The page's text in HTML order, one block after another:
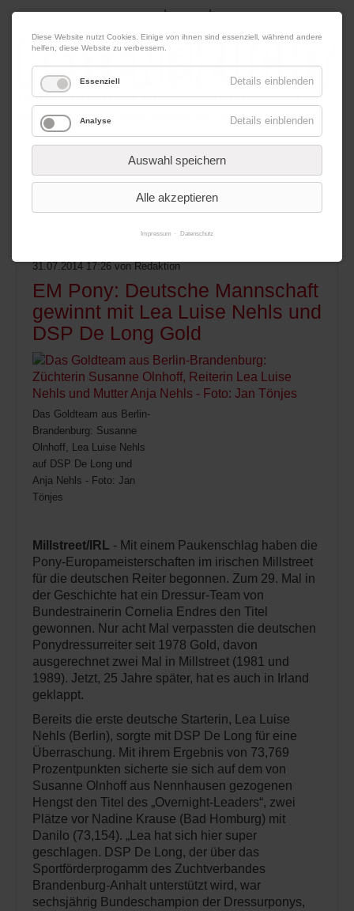
07. August 2026 Impressum|Kontakt|Datenschutz
Werbung
31.07.2014 17:26 von Redaktion
EM Pony: Deutsche Mannschaft
gewinnt mit Lea Luise Nehls und
DSP De Long Gold
Das Goldteam aus Berlin-
Brandenburg: Susanne
Olnhoff, Lea Luise Nehls
auf DSP De Long und
Anja Nehls - Foto: Jan
Tönjes
Millstreet/IRL - Mit einem Paukenschlag haben die
Pony-Europameisterschaften im irischen Millstreet
für die deutschen Reiter begonnen. Zum 29. Mal in
der Geschichte hat ein Dressur-Team von
Bundestrainerin Cornelia Endres den Titel
gewonnen. Nur acht Mal verpassten die deutschen
Ponydressurreiter seit 1978 Gold, davon
ausgerechnet zwei Mal in Millstreet (1981 und
1989). Jetzt, 25 Jahre später, hat es auch in Irland
geklappt.
Bereits die erste deutsche Starterin, Lea Luise
Nehls (Berlin), sorgte mit DSP De Long für eine
Überraschung. Mit ihrem Ergebnis von 73,769
Prozentpunkten sicherte sie sich auf dem von
Susanne Olnhoff aus Nennhausen gezogenen
Hengst den Titel des „Overnight-Leaders“, zwei
Plätze vor Nadine Krause (Bad Homburg) mit
Danilo (73,154). „Lea hat sich hier super
geschlagen. DSP De Long, der über das
Sportförderprogamm des Zuchtverbandes
Brandenburg-Anhalt unterstützt wird, war
sechsjährig Bundeschampion der Dressurponys,
Diese Website nutzt Cookies. Einige von ihnen sind essenziell, während andere
helfen, diese Website zu verbessern.
Essenziell Details einblenden
Analyse Details einblenden
Auswahl speichern
Alle akzeptieren
Impressum Datenschutz